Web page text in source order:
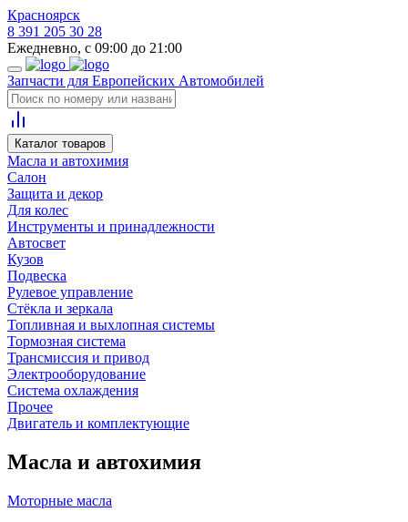
Красноярск
8 391 205 30 28
Ежедневно, с 09:00 до 21:00
Запчасти для Европейских Автомобилей
Каталог товаров
Масла и автохимия
Салон
Защита и декор
Для колес
Инструменты и принадлежности
Автосвет
Кузов
Подвеска
Рулевое управление
Стёкла и зеркала
Топливная и выхлопная системы
Тормозная система
Трансмиссия и привод
Электрооборудование
Система охлаждения
Прочее
Двигатель и комплектующие
Масла и автохимия
Моторные масла